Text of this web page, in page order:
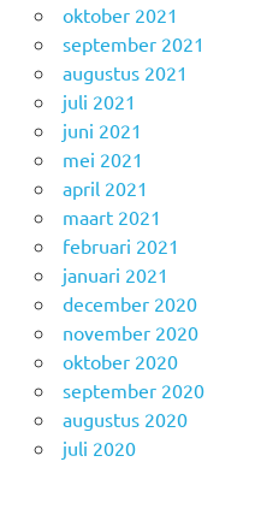
oktober 2021
september 2021
augustus 2021
juli 2021
juni 2021
mei 2021
april 2021
maart 2021
februari 2021
januari 2021
december 2020
november 2020
oktober 2020
september 2020
augustus 2020
juli 2020